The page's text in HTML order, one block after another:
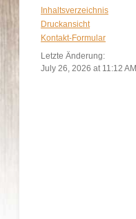
Inhaltsverzeichnis
Druckansicht
Kontakt-Formular
Letzte Änderung:
July 26, 2026 at 11:12 AM